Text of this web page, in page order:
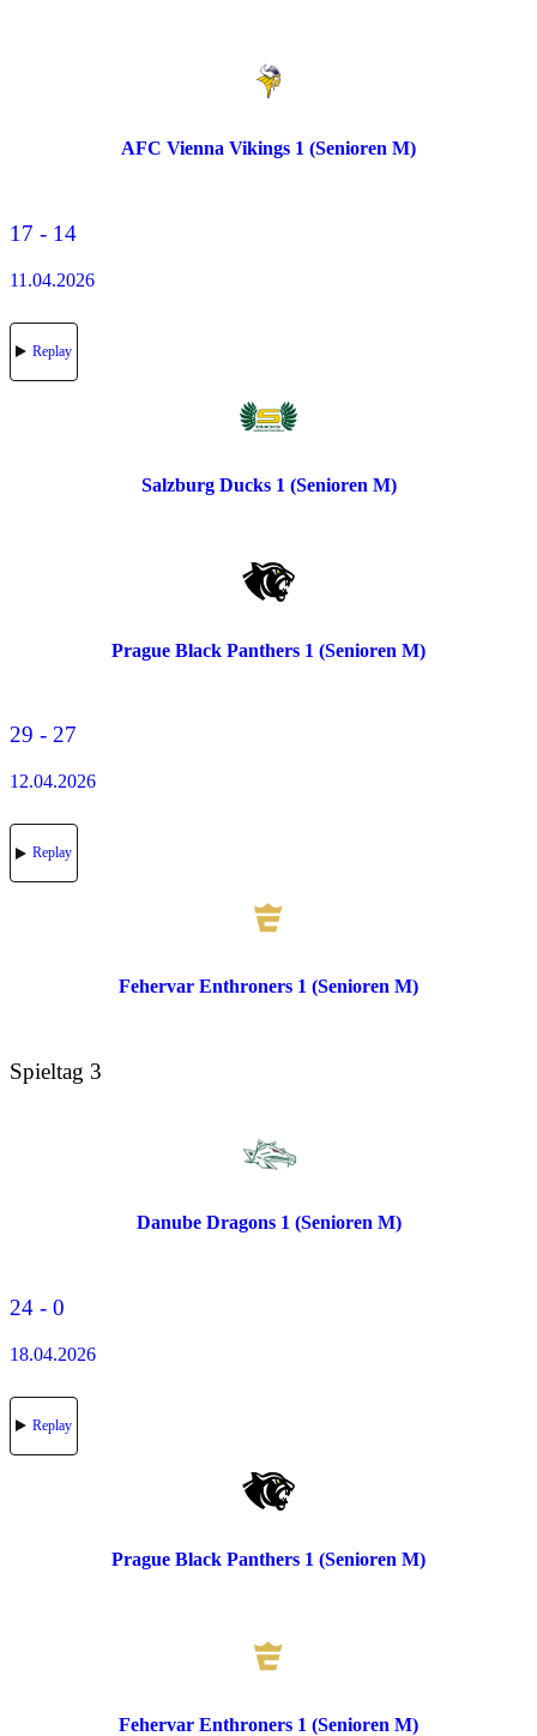
AFC Vienna Vikings 1 (Senioren M)
17 - 14
11.04.2026
Replay
Salzburg Ducks 1 (Senioren M)
Prague Black Panthers 1 (Senioren M)
29 - 27
12.04.2026
Replay
Fehervar Enthroners 1 (Senioren M)
Spieltag 3
Danube Dragons 1 (Senioren M)
24 - 0
18.04.2026
Replay
Prague Black Panthers 1 (Senioren M)
Fehervar Enthroners 1 (Senioren M)